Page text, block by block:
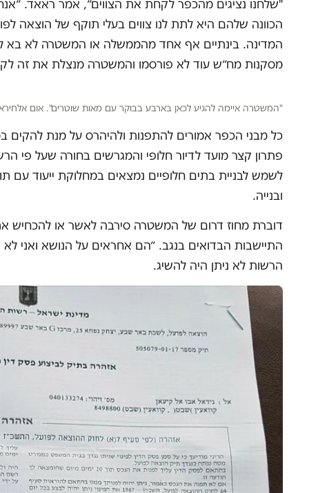
"שלחנו נציגים מהכפר לקחת את הצווים״, אמר ראאד.
הכוונה שלהם היא לתת לנו צווים בעלי תוקף של הוצאה
המדינה. בינתיים אף אחד מהממשלה או המשטרה לא בא
מסקנות מח״ש עוד לא פורסמו והמשטרה מנצלת את זה
"המשטרה איימה להגיע לכאן בארבע בבוקר עם מאות שוטרים". אום אלחיראן,
כל מבני הכפר אמורים להתפנות ולהיהרס על מנת להקים
פתרון קצר מועד לדיור חלופי והמגרשים בחורה שעל פי
לשמש לבניית בתים חלופיים נמצאים במחלוקת ייעוד עם
ובנייה.
דוברת מחוז דרום של המשטרה סירבה לאשר או להכחיש
התיישבות הבדואים בנגב. ״הם אחראים על הנושא ואני
הרשות לא ניתן היה להשיג.